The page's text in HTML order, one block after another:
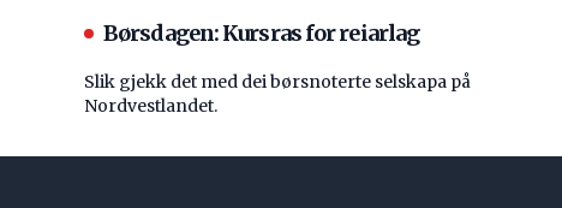
Børsdagen: Kursras for reiarlag
Slik gjekk det med dei børsnoterte selskapa på
Nordvestlandet.